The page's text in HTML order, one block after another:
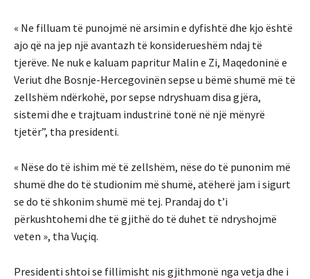
« Ne filluam të punojmë në arsimin e dyfishtë dhe kjo është
ajo që na jep një avantazh të konsiderueshëm ndaj të
tjerëve. Ne nuk e kaluam papritur Malin e Zi, Maqedoninë e
Veriut dhe Bosnje-Hercegovinën sepse u bëmë shumë më të
zellshëm ndërkohë, por sepse ndryshuam disa gjëra,
sistemi dhe e trajtuam industrinë tonë në një mënyrë
tjetër”, tha presidenti.
« Nëse do të ishim më të zellshëm, nëse do të punonim më
shumë dhe do të studionim më shumë, atëherë jam i sigurt
se do të shkonim shumë më tej. Prandaj do t’i
përkushtohemi dhe të gjithë do të duhet të ndryshojmë
veten », tha Vuçiq.
Presidenti shtoi se fillimisht nis gjithmonë nga vetja dhe i